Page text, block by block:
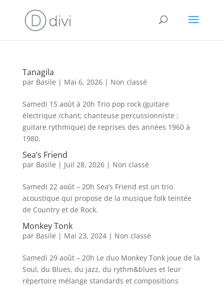
Tanagila
par Basile | Mai 6, 2026| Non classé
Samedi 15 août à 20h Trio pop rock (guitare
électrique /chant; chanteuse percussionniste ;
guitare rythmique) de reprises des années 1960 à
1980.
Sea’s Friend
par Basile | Juil 28, 2026| Non classé
Samedi 22 août – 20h Sea’s Friend est un trio
acoustique qui propose de la musique folk teintée
de Country et de Rock.
Monkey Tonk
par Basile | Mai 23, 2024| Non classé
Samedi 29 août – 20h Le duo Monkey Tonk joue de la
Soul, du Blues, du jazz, du rythm&blues et leur
répertoire mélange standards et compositions